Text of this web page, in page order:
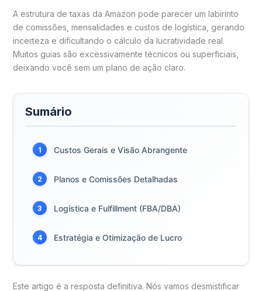
A estrutura de taxas da Amazon pode parecer um labirinto
de comissões, mensalidades e custos de logística, gerando
incerteza e dificultando o cálculo da lucratividade real.
Muitos guias são excessivamente técnicos ou superficiais,
deixando você sem um plano de ação claro.
Sumário
1 Custos Gerais e Visão Abrangente
2 Planos e Comissões Detalhadas
3 Logística e Fulfillment (FBA/DBA)
4 Estratégia e Otimização de Lucro
Este artigo é a resposta definitiva. Nós vamos desmistificar